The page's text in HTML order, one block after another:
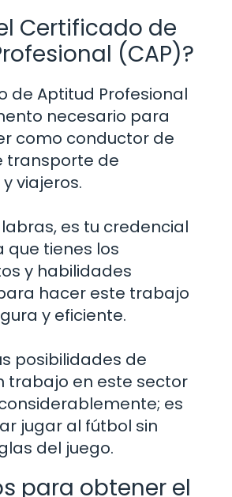
Certificado de
(CAP)?
de Aptitud Profesional
necesario para
como conductor de
transporte de
viajeros.
es tu credencial
que tienes los
y habilidades
hacer este trabajo
y eficiente.
posibilidades de
trabajo en este sector
es
jugar al fútbol sin
del juego.
para obtener el